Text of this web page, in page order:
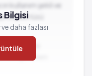
kullanım şekli ve
gereken
Bilgisi
ve daha fazlası